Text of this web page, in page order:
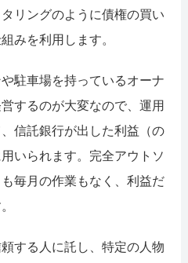
リングのように債権の買い
みを利用します。
駐車場を持っているオーナ
するのが大変なので、運用
信託銀行が出した利益（の
いられます。完全アウトソ
毎月の作業もなく、利益だ
する人に託し、特定の人物